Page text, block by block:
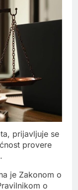
prijavljuje se
provere
je Zakonom o
o